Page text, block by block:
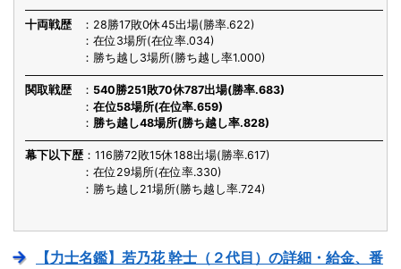
十両戦歴
28勝17敗0休45出場(勝率.622)
在位3場所(在位率.034)
勝ち越し3場所(勝ち越し率1.000)
関取戦歴
540勝251敗70休787出場(勝率.683)
在位58場所(在位率.659)
勝ち越し48場所(勝ち越し率.828)
幕下以下歴
116勝72敗15休188出場(勝率.617)
在位29場所(在位率.330)
勝ち越し21場所(勝ち越し率.724)
【力士名鑑】若乃花 幹士（２代目）の詳細・給金、番